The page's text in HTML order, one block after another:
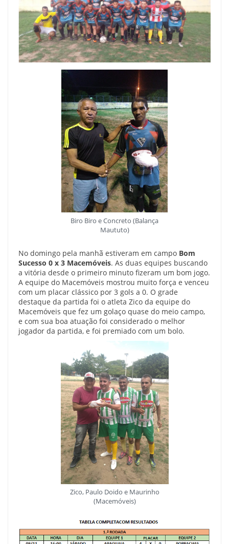
Biro Biro e Concreto (Balança
Maututo)
No domingo pela manhã estiveram em campo Bom
Sucesso 0 x 3 Macemóveis. As duas equipes buscando
a vitória desde o primeiro minuto fizeram um bom jogo.
A equipe do Macemóveis mostrou muito força e venceu
com um placar clássico por 3 gols a 0. O grade
destaque da partida foi o atleta Zico da equipe do
Macemóveis que fez um golaço quase do meio campo,
e com sua boa atuação foi considerado o melhor
jogador da partida, e foi premiado com um bolo.
Zico, Paulo Doido e Maurinho
(Macemóveis)